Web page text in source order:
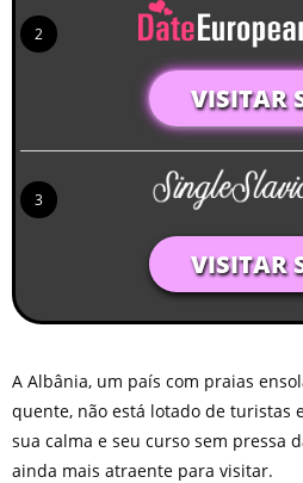
2
VISITAR
3
VISITAR
A Albânia, um país com praias
quente, não está lotado de turistas
sua calma e seu curso sem pressa
ainda mais atraente para visitar.